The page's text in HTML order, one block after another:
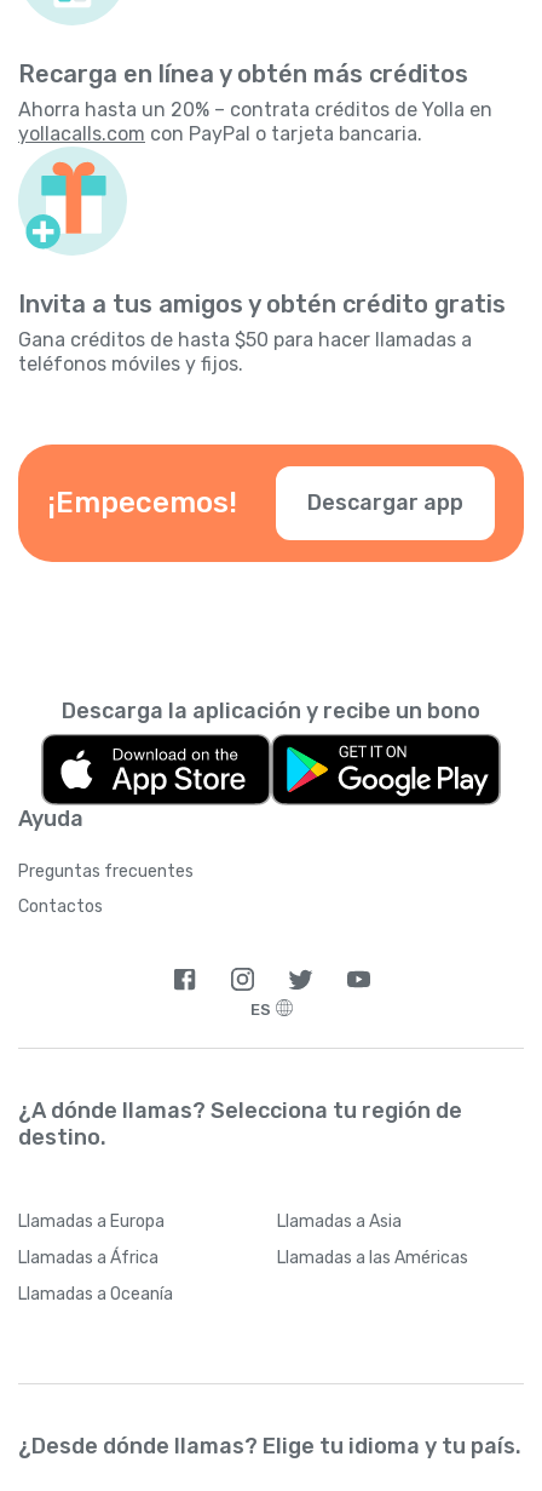
Recarga en línea y obtén más créditos
Ahorra hasta un 20% – contrata créditos de Yolla en
yollacalls.com con PayPal o tarjeta bancaria.
Invita a tus amigos y obtén crédito gratis
Gana créditos de hasta $50 para hacer llamadas a
teléfonos móviles y fijos.
¡Empecemos! Descargar app
Ayuda
Preguntas frecuentes
Contactos
Descarga la aplicación y recibe un bono
ES
¿A dónde llamas? Selecciona tu región de
destino.
Llamadas a Europa Llamadas a Asia
Llamadas a África Llamadas a las Américas
Llamadas a Oceanía
¿Desde dónde llamas? Elige tu idioma y tu país.